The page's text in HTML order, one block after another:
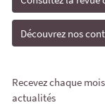
Découvrez nos
Recevez chaque
actualités